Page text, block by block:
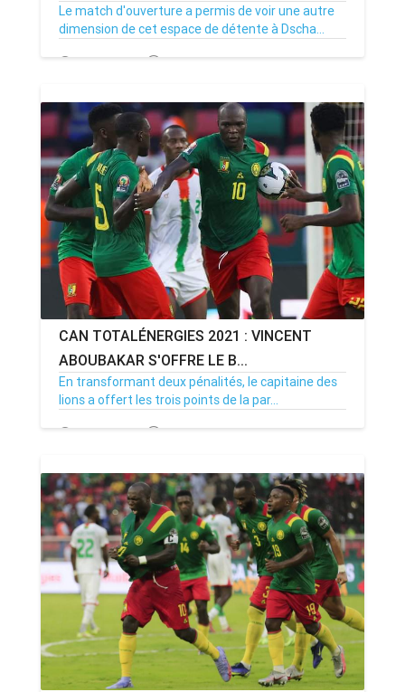
Le match d'ouverture a permis de voir une autre
dimension de cet espace de détente à Dscha...
10/01/22 Par MenouActu 0
CAN TOTALÉNERGIES 2021 : VINCENT
ABOUBAKAR S'OFFRE LE B...
En transformant deux pénalités, le capitaine des
lions a offert les trois points de la par...
10/01/22 Par MenouActu 2